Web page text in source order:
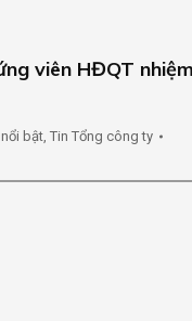
viên HĐQT nhiệm
bật Tin Tổng công ty